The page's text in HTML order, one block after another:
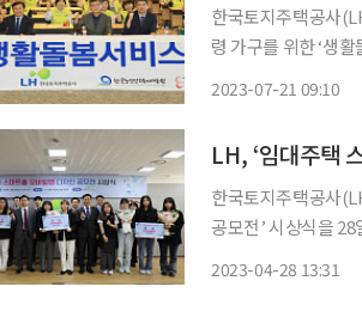
한국토지주택공사
령 가구를 위한 ‘생활돌봄
2023-07-21 09:10
LH, ‘임대주택
한국토지주택공사
공모전’ 시상식을 28일 개최했다고 밝혔다
2023-04-28 13:31